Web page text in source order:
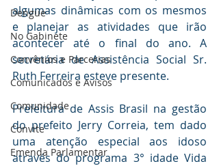
Dengue
No Gabinete
Convênios e Parcerias
Comunicados e Avisos
Comunidade
Convite
Emenda Parlamentar
algumas dinâmicas com os mesmos
e planejar as atividades que irão
acontecer até o final do ano. A
secretária de Assistência Social Sr.
Ruth Ferreira esteve presente.
Prefeitura de Assis Brasil na gestão
do prefeito Jerry Correia, tem dado
uma atenção especial aos idoso
através do programa 3° idade Vida